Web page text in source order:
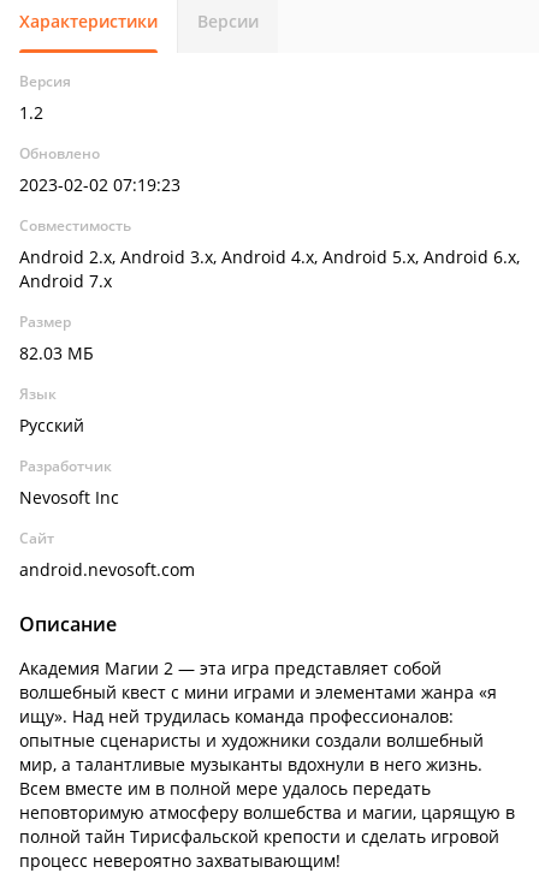
Характеристики Версии
Версия
1.2
Обновлено
2023-02-02 07:19:23
Совместимость
Android 2.x, Android 3.x, Android 4.x, Android 5.x, Android 6.x,
Android 7.x
Размер
82.03 МБ
Язык
Русский
Разработчик
Nevosoft Inc
Сайт
android.nevosoft.com
Описание
Академия Магии 2 — эта игра представляет собой
волшебный квест с мини играми и элементами жанра «я
ищу». Над ней трудилась команда профессионалов:
опытные сценаристы и художники создали волшебный
мир, а талантливые музыканты вдохнули в него жизнь.
Всем вместе им в полной мере удалось передать
неповторимую атмосферу волшебства и магии, царящую в
полной тайн Тирисфальской крепости и сделать игровой
процесс невероятно захватывающим!